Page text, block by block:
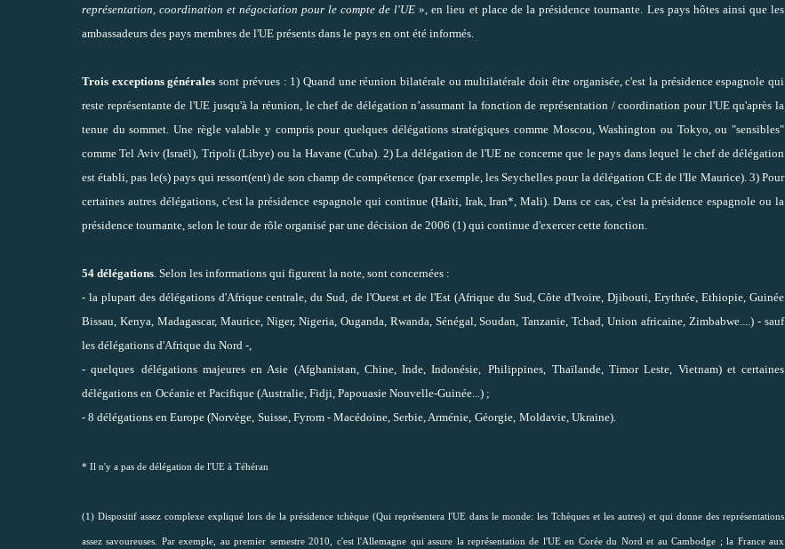
représentation, coordination et négociation pour le compte de l'UE », en lieu et place de la présidence tournante. Les pays hôtes ainsi que les
ambassadeurs des pays membres de l'UE présents dans le pays en ont été informés.
Trois exceptions générales sont prévues : 1) Quand une réunion bilatérale ou multilatérale doit être organisée, c'est la présidence espagnole qui
reste représentante de l'UE jusqu'à la réunion, le chef de délégation n’assumant la fonction de représentation / coordination pour l'UE qu'après la
tenue du sommet. Une règle valable y compris pour quelques délégations stratégiques comme Moscou, Washington ou Tokyo, ou "sensibles"
comme Tel Aviv (Israël), Tripoli (Libye) ou la Havane (Cuba). 2) La délégation de l'UE ne concerne que le pays dans lequel le chef de délégation
est établi, pas le(s) pays qui ressort(ent) de son champ de compétence (par exemple, les Seychelles pour la délégation CE de l'Ile Maurice). 3) Pour
certaines autres délégations, c'est la présidence espagnole qui continue (Haïti, Irak, Iran*, Mali). Dans ce cas, c'est la présidence espagnole ou la
présidence tournante, selon le tour de rôle organisé par une décision de 2006 (1) qui continue d'exercer cette fonction.
54 délégations . Selon les informations qui figurent la note, sont concernées :
- la plupart des délégations d'Afrique centrale, du Sud, de l'Ouest et de l'Est (Afrique du Sud, Côte d'Ivoire, Djibouti, Erythrée, Ethiopie, Guinée
Bissau, Kenya, Madagascar, Maurice, Niger, Nigeria, Ouganda, Rwanda, Sénégal, Soudan, Tanzanie, Tchad, Union africaine, Zimbabwe....) - sauf
les délégations d'Afrique du Nord -,
- quelques délégations majeures en Asie (Afghanistan, Chine, Inde, Indonésie, Philippines,
Thaïlande, Timor Leste, Vietnam) et certaines
délégations en Océanie et Pacifique (Australie, Fidji, Papouasie Nouvelle-Guinée...) ;
- 8 délégations en Europe (Norvège, Suisse, Fyrom - Macédoine, Serbie, Arménie, Géorgie, Moldavie, Ukraine).
* Il n'y a pas de délégation de l'UE à Téhéran
(1) Dispositif assez complexe expliqué lors de la présidence tchèque (Qui représentera l'UE dans le monde: les Tchèques et les autres) et qui donne des représentations
assez savoureuses. Par exemple, au premier semestre 2010, c'est l'Allemagne qui assure la représentation de l'UE en Corée du Nord et au Cambodge ; la France aux